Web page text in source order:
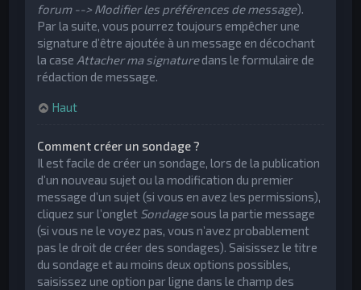
forum --> Modifier les préférences de message).
Par la suite, vous pourrez toujours empêcher une
signature d’être ajoutée à un message en décochant
la case Attacher ma signaturedans le formulaire de
rédaction de message.
Haut
Comment créer un sondage ?
Il est facile de créer un sondage, lors de la publication
d’un nouveau sujet ou la modification du premier
message d’un sujet (si vous en avez les permissions),
cliquez sur l’onglet Sondagesous la partie message
(si vous ne le voyez pas, vous n’avez probablement
pas le droit de créer des sondages). Saisissez le titre
du sondage et au moins deux options possibles,
saisissez une option par ligne dans le champ des